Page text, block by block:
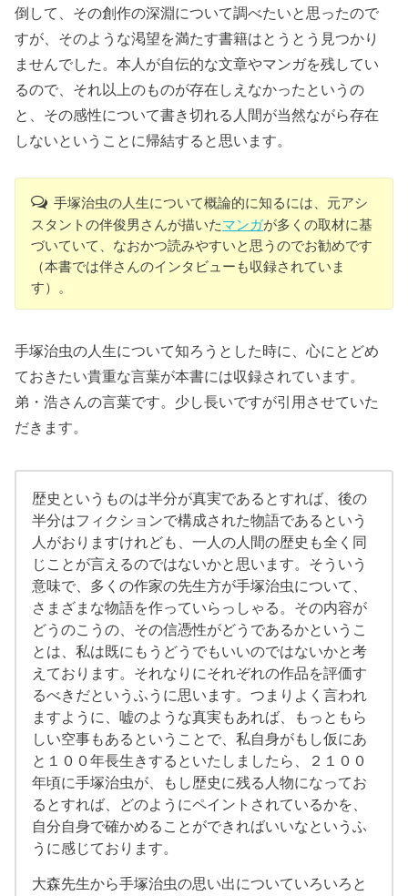
倒して、その創作の深淵について調べたいと思ったので
すが、そのような渇望を満たす書籍はとうとう見つかり
ませんでした。本人が自伝的な文章やマンガを残してい
るので、それ以上のものが存在しえなかったというの
と、その感性について書き切れる人間が当然ながら存在
しないということに帰結すると思います。
手塚治虫の人生について概論的に知るには、元アシ
スタントの伴俊男さんが描いたマンガが多くの取材に基
づいていて、なおかつ読みやすいと思うのでお勧めです
（本書では伴さんのインタビューも収録されていま
す）。
手塚治虫の人生について知ろうとした時に、心にとどめ
ておきたい貴重な言葉が本書には収録されています。
弟・浩さんの言葉です。少し長いですが引用させていた
だきます。
歴史というものは半分が真実であるとすれば、後の
半分はフィクションで構成された物語であるという
人がおりますけれども、一人の人間の歴史も全く同
じことが言えるのではないかと思います。そういう
意味で、多くの作家の先生方が手塚治虫について、
さまざまな物語を作っていらっしゃる。その内容が
どうのこうの、その信憑性がどうであるかというこ
とは、私は既にもうどうでもいいのではないかと考
えております。それなりにそれぞれの作品を評価す
るべきだというふうに思います。つまりよく言われ
ますように、嘘のような真実もあれば、もっともら
しい空事もあるということで、私自身がもし仮にあ
と１００年長生きするといたしましたら、２１００
年頃に手塚治虫が、もし歴史に残る人物になってお
るとすれば、どのようにペイントされているかを、
自分自身で確かめることができればいいなというふ
うに感じております。
大森先生から手塚治虫の思い出についていろいろと